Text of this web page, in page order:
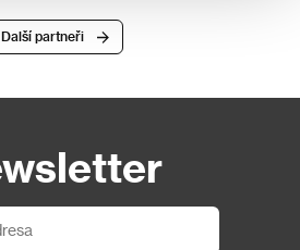
Další partneři